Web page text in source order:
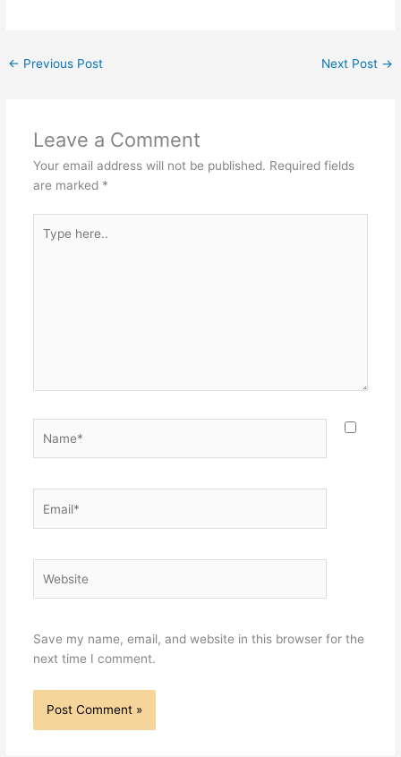
← Previous Post Next Post →
Leave a Comment
Your email address will not be published. Required fields
are marked *
here..
Save my name, email, and website in this browser for the
next time I comment.